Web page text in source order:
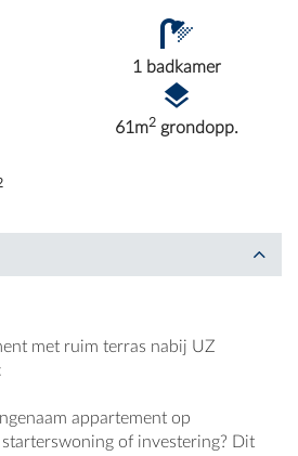
1 badkamer
61m2 grondopp.
met ruim terras nabij UZ
appartement op
of investering? Dit